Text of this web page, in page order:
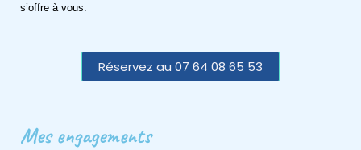
s’offre à vous.
Réservez au 07 64 08 65 53
Mes engagements